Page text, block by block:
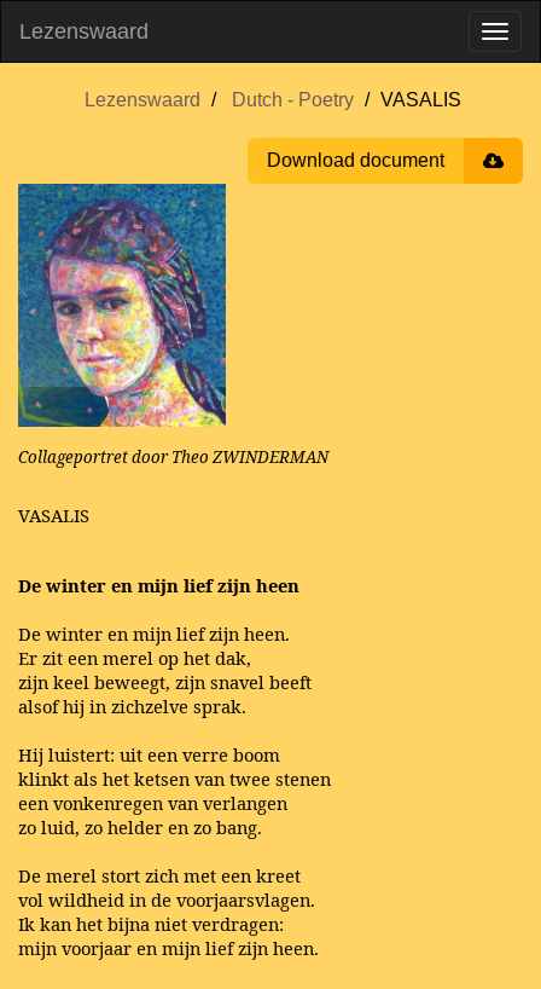
Lezenswaard
Lezenswaard Dutch - Poetry VASALIS
Download document
Collageportret door Theo ZWINDERMAN
VASALIS
De winter en mijn lief zijn heen
De winter en mijn lief zijn heen.
Er zit een merel op het dak,
zijn keel beweegt, zijn snavel beeft
alsof hij in zichzelve sprak.
Hij luistert: uit een verre boom
klinkt als het ketsen van twee stenen
een vonkenregen van verlangen
zo luid, zo helder en zo bang.
De merel stort zich met een kreet
vol wildheid in de voorjaarsvlagen.
Ik kan het bijna niet verdragen:
mijn voorjaar en mijn lief zijn heen.